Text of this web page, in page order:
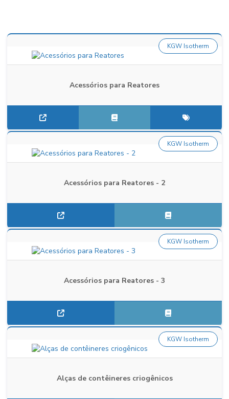
Acessórios para Reatores
KGW Isotherm
Acessórios para Reatores - 2
KGW Isotherm
Acessórios para Reatores - 3
KGW Isotherm
Alças de contêineres criogênicos
KGW Isotherm